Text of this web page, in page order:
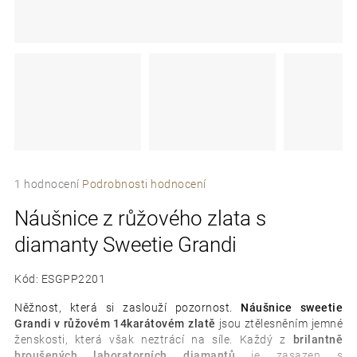
Průměrné
produktu
je
5,0
5
1 hodnocení Podrobnosti hodnocení
Náušnice z růžového zlata s
diamanty Sweetie Grandi
Kód: ESGPP2201
Něžnost, která si zaslouží pozornost. Náušnice sweetie
Grandi v růžovém 14karátovém zlatě jsou ztělesněním jemné
ženskosti, která však neztrácí na síle. Každý z
brilantně
í
t
?
D
o